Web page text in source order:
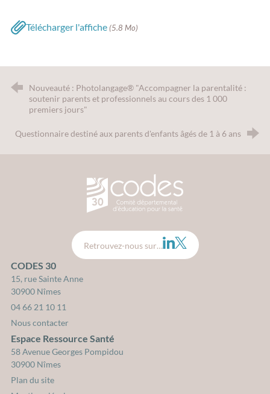
Télécharger l'affiche(5.8 Mo)
Nouveauté : Photolangage® "Accompagner la parentalité :
soutenir parents et professionnels au cours des 1 000
premiers jours"
Questionnaire destiné aux parents d'enfants âgés de 1 à 6 ans
CODES 30 - Comité
Retrouvez-nous sur… LinkedIn
Twitter
CODES 30
15, rue Sainte Anne
30900 Nîmes
04 66 21 10 11
Nous contacter
Espace Ressource Santé
58 Avenue Georges Pompidou
30900 Nîmes
Plan du site